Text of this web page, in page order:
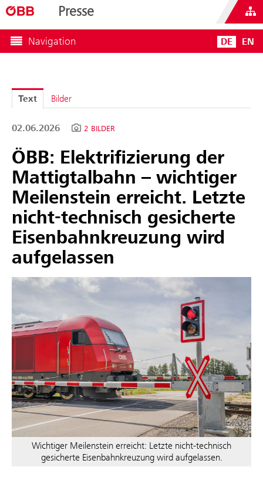
Presse
Navigation DE EN
Text Bilder
02.06.2026 2 BILDER
ÖBB: Elektrifizierung der
Mattigtalbahn – wichtiger
Meilenstein erreicht. Letzte
nicht-technisch gesicherte
Eisenbahnkreuzung wird
aufgelassen
Wichtiger Meilenstein erreicht: Letzte nicht-technisch
gesicherte Eisenbahnkreuzung wird aufgelassen.